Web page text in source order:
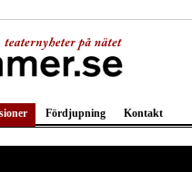
Fördjupning Kontakt